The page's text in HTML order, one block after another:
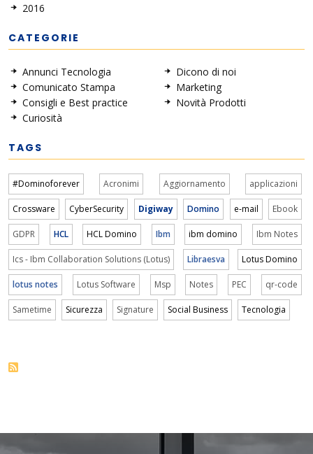
2016
CATEGORIE
Annunci Tecnologia
Comunicato Stampa
Consigli e Best practice
Curiosità
Dicono di noi
Marketing
Novità Prodotti
TAGS
#Dominoforever Acronimi Aggiornamento applicazioni
Crossware CyberSecurity Digiway Domino e-mail Ebook
GDPR HCL HCL Domino Ibm ibm domino Ibm Notes
Ics - Ibm Collaboration Solutions (Lotus) Libraesva Lotus Domino
lotus notes Lotus Software Msp Notes PEC qr-code
Sametime Sicurezza Signature Social Business Tecnologia